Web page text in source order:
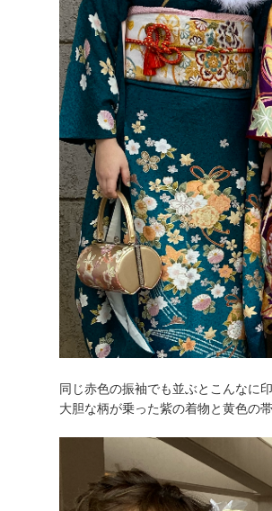
同じ赤色の振袖でも並ぶとこんなに
大胆な柄が乗った紫の着物と黄色の